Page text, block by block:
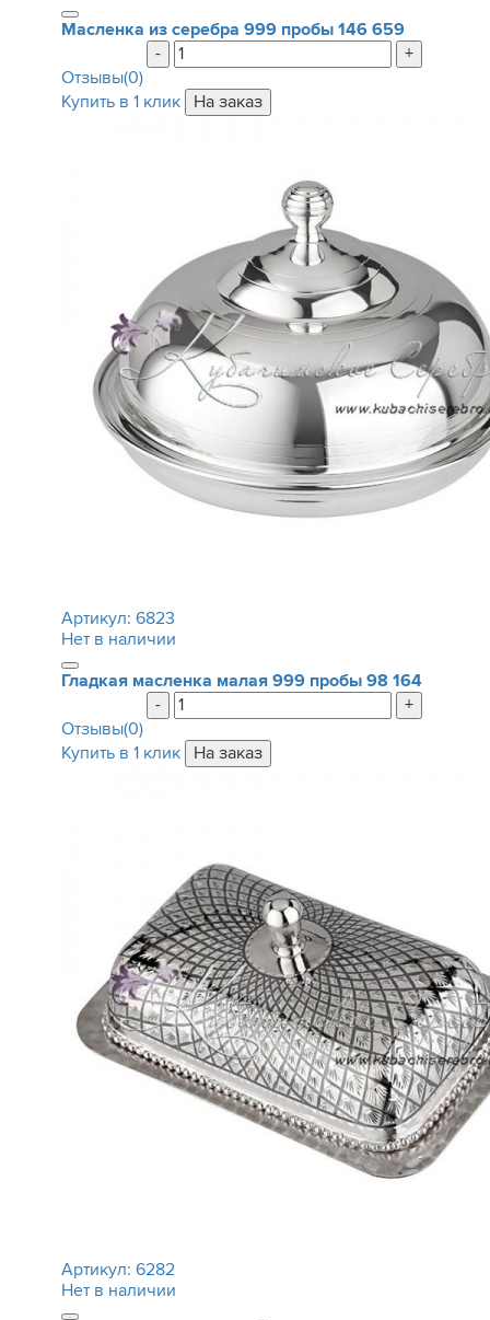
Масленка из серебра 999 пробы 146 659
-
+
Отзывы(0)
Купить в 1 клик
Артикул: 6823
Нет в наличии
Гладкая масленка малая 999 пробы 98 164
-
+
Отзывы(0)
Купить в 1 клик
Артикул: 6282
Нет в наличии